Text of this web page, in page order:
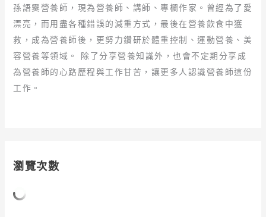
孫語霙營養師，現為營養師、講師、專欄作家。曾經為了愛
漂亮，而用盡各種錯誤的減重方式，最後在營養飲食中獲
救，成為營養師後，更努力鑽研於體重控制、運動營養、美
容營養等領域。 除了分享營養知識外，也會不定期分享成
為營養師的心路歷程與工作甘苦，讓更多人認識營養師這份
工作。
瀏覽次數